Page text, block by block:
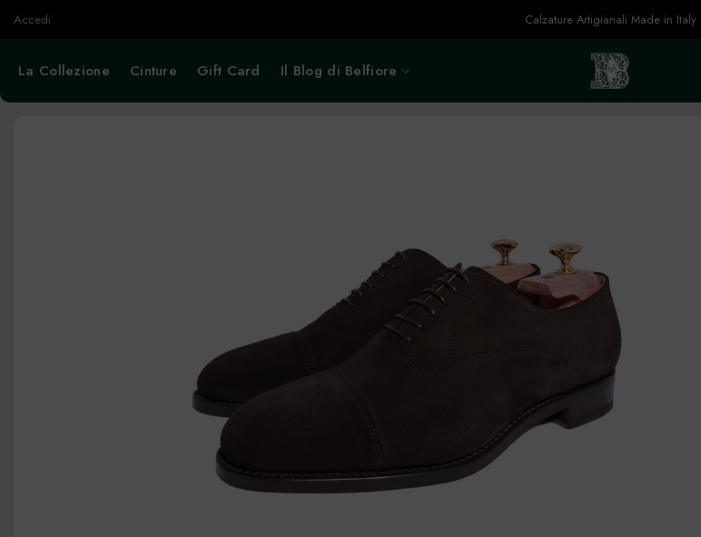
SaltaAccedi Calzature Artigianali Made in Italy
La Collezione Cinture Gift Card Il Blog di Belfiore